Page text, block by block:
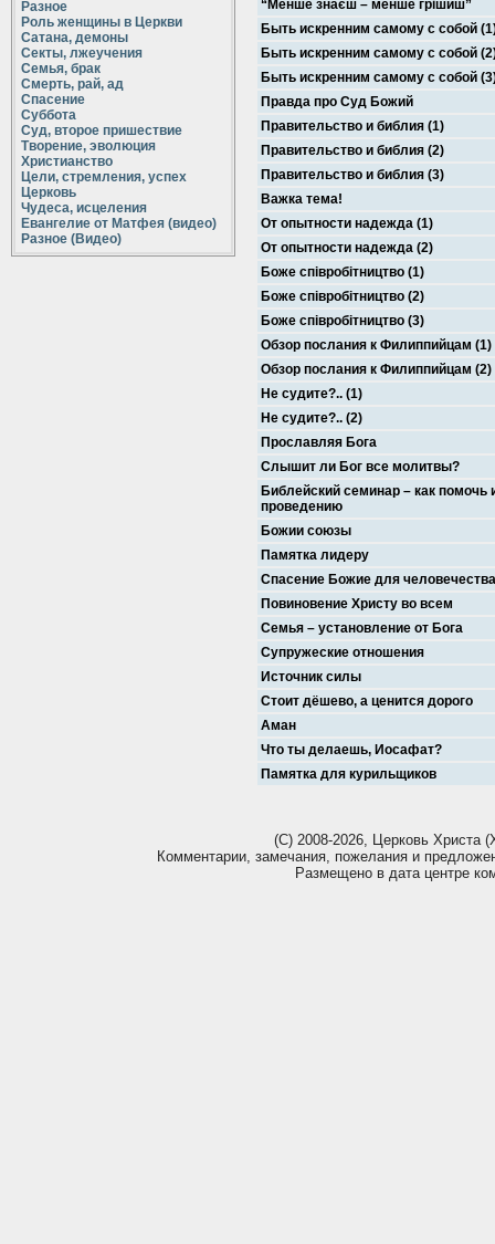
Разное
Роль женщины в Церкви
Сатана, демоны
Секты, лжеучения
Семья, брак
Смерть, рай, ад
Спасение
Суббота
Суд, второе пришествие
Творение, эволюция
Христианство
Цели, стремления, успех
Церковь
Чудеса, исцеления
Евангелие от Матфея (видео)
Разное (Видео)
“Менше знаєш – менше грішиш”
Быть искренним самому с собой
Быть искренним самому с собой
Быть искренним самому с собой
Правда про Суд Божий
Правительство и библия (1)
Правительство и библия (2)
Правительство и библия (3)
Важка тема!
От опытности надежда (1)
От опытности надежда (2)
Боже співробітництво (1)
Боже співробітництво (2)
Боже співробітництво (3)
Обзор послания к Филиппийцам (1)
Обзор послания к Филиппийцам (2)
Не судите?.. (1)
Не судите?.. (2)
Прославляя Бога
Слышит ли Бог все молитвы?
Библейский семинар – как помочь
проведению
Божии союзы
Памятка лидеру
Спасение Божие для человечества
Повиновение Христу во всем
Семья – установление от Бога
Супружеские отношения
Источник силы
Стоит дёшево, а ценится дорого
Аман
Что ты делаешь, Иосафат?
Памятка для курильщиков
(С) 2008-2026, Церковь Христа
Комментарии, замечания, пожелания и
Размещено в дата центре